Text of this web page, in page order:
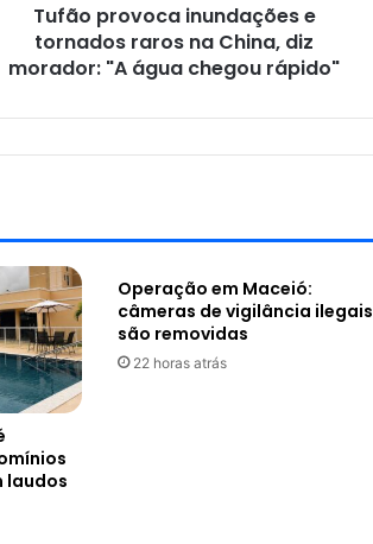
Tufão provoca inundações e
tornados raros na China, diz
morador: "A água chegou rápido"
laudos
Operação em Maceió:
câmeras de vigilância ilegais
são removidas
22 horas atrás